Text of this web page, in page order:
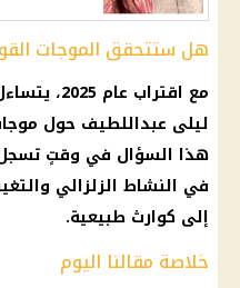
هل ستتحقق الموجات
مع اقتراب
ليلى عبداللطيف حول
هذا السؤال في وقتٍ تسجل
في النشاط الزلزالي
إلى كوارث طبيعية.
خلاصة مقالنا اليوم